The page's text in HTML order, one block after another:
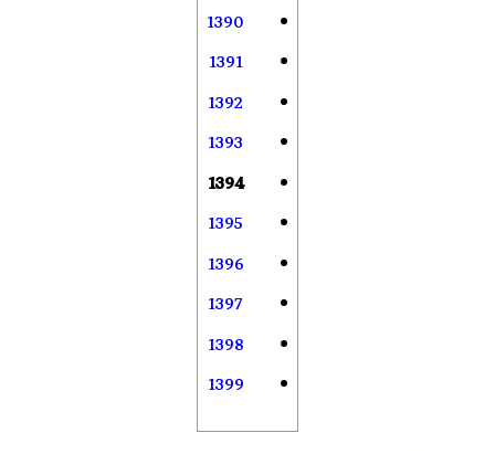
1390
1391
1392
1393
1394
1395
1396
1397
1398
1399